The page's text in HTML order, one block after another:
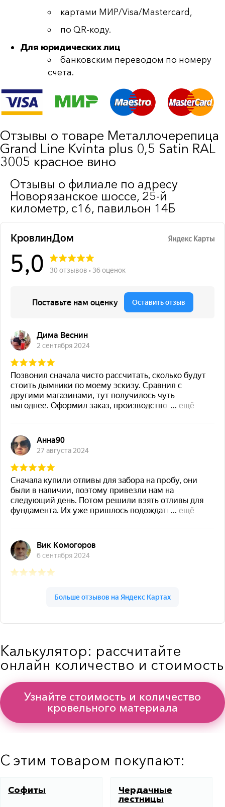
картами МИР/Visa/Mastercard,
по QR-коду.
Для юридических лиц
банковским переводом по номеру
счета.
Отзывы о товаре Металлочерепица
Grand Line Kvinta plus 0,5 Satin RAL
3005 красное вино
Отзывы о филиале по адресу
Новорязанское шоссе, 25-й
километр, с16, павильон 14Б
Калькулятор: рассчитайте
онлайн количество и стоимость
Узнайте стоимость и количество
кровельного материала
С этим товаром покупают:
Софиты
Чердачные
лестницы